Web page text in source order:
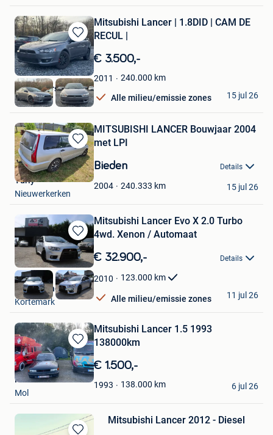
Bewaren
in
Mijn
Favorieten
Mitsubishi Lancer | 1.8DID | CAM DE
RECUL |
€ 3.500,-
2011 240.000 km
Alle milieu/emissie zones
Zarraa cars
Mons
15 jul 26
Bewaren
in
Mijn
Favorieten
MITSUBISHI LANCER Bouwjaar 2004
met LPI
Bieden Details
2004 240.333 km
Yuriy
Nieuwerkerken
15 jul 26
Bewaren
in
Mijn
Favorieten
Mitsubishi Lancer Evo X 2.0 Turbo
4wd. Xenon / Automaat
€ 32.900,- Details
2010 123.000 km
Alle milieu/emissie zones
Auto Debaeke
Kortemark
11 jul 26
Bewaren
in
Mijn
Favorieten
Mitsubishi Lancer 1.5 1993
138000km
€ 1.500,-
1993 138.000 km
Houtmeester
Mol
6 jul 26
Mitsubishi Lancer 2012 - Diesel